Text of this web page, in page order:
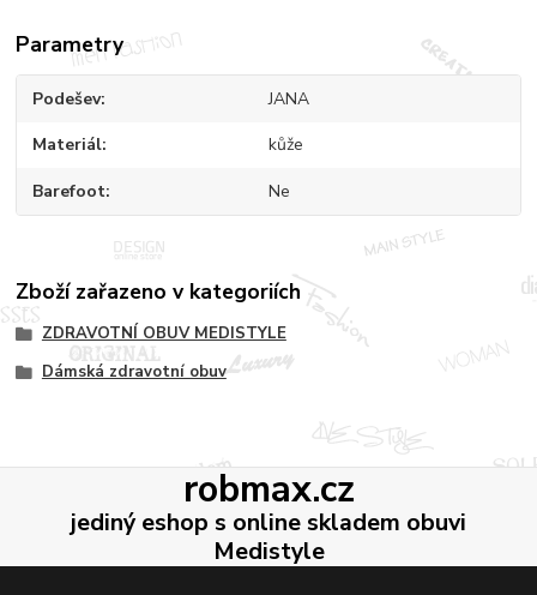
Parametry
Podešev JANA
Materiál kůže
Barefoot Ne
Zboží zařazeno v kategoriích
ZDRAVOTNÍ OBUV MEDISTYLE
Dámská zdravotní obuv
robmax.cz
jediný eshop s online skladem obuvi
Medistyle